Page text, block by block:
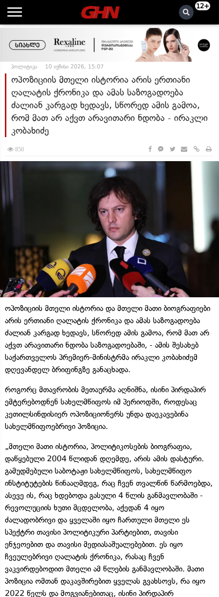
12+
პოლიტიკა 10 ივნისი 2026, 15:07
ოპოზიციის მთელი ისტორია არის ერთიანი
ღალატის ქრონიკა და ამას საზოგადოება
ძალიან კარგად ხედავს, სწორედ ამის გამოა,
რომ მათ არ აქვთ არავითარი ნდობა - ირაკლი
კობახიძე
850
ოპოზიციის მთელი ისტორია და მთელი მათი ბიოგრაფიები
არის ერთიანი ღალატის ქრონიკა და ამას საზოგადოება
ძალიან კარგად ხედავს, სწორედ ამის გამოა, რომ მათ არ
აქვთ არავითარი ნდობა საზოგადოებაში, - ამის შესახებ
საქართველოს პრემიერ-მინისტრმა ირაკლი კობახიძემ
დღევანდელ ბრიფინგზე განაცხადა.
როგორც მთავრობის მეთაურმა აღნიშნა, ისინი პირდაპირ
ემტერებოდნენ სახელმწიფოს იმ პერიოდში, როდესაც
კეთილსინდისიერ ოპოზიციონერს უნდა დაეკავებინა
სახელმწიფოებრივი პოზიცია.
„მთელი მათი ისტორია, პოლიტიკოსების ბიოგრაფია,
დაწყებული 2004 წლიდან დღემდე, არის ამის დასტური.
გამუდმებული საბოტაჟი სახელმწიფოს, სახელმწიფო
ინსტიტუტების წინააღმდეგ, რაც ჩვენ თვალწინ წარმოებდა,
ასევე ის, რაც ხდებოდა გასული 4 წლის განმავლობაში -
რევოლუციის ხუთი მცდელობა, აქედან 4 იყო
ძალადობრივი და ყველაში იყო ჩართული მთელი ეს
სპექტრი თავისი პოლიტიკური პარტიებით, თავისი
ენჯეოებით და თავისი მედიასაშუალებებით. ეს იყო
ჩვეულებრივი ღალატის ქრონიკა, რასაც ჩვენ
ვაკვირდებოდით მთელი ამ წლების განმავლობაში. მათი
პოზიცია ომთან დაკავშირებით ყველას გვახსოვს, რა იყო
2022 წელს და მოგვიანებითაც, ისინი პირდაპირ